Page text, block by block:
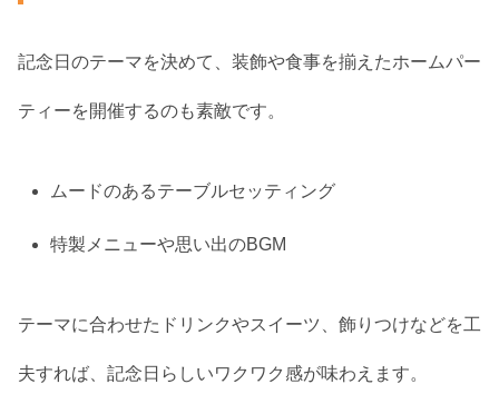
記念日のテーマを決めて、装飾や食事を揃えたホームパー
ティーを開催するのも素敵です。
ムードのあるテーブルセッティング
特製メニューや思い出のBGM
テーマに合わせたドリンクやスイーツ、飾りつけなどを工
夫すれば、記念日らしいワクワク感が味わえます。